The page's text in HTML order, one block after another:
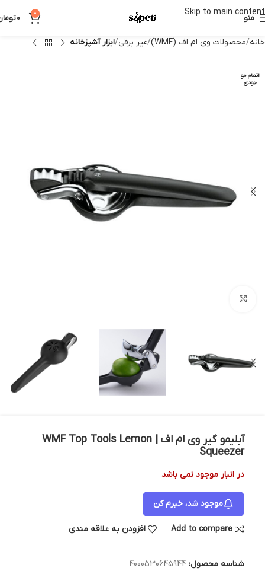
Skip to main content
منو 0
0
خانه محصولات وی ام اف (WMF) غیر برقی ابزار آشپزخانه
اتمام مو
جودی
آبلیمو گیر وی ام اف | WMF Top Tools Lemon
Squeezer
در انبار موجود نمی باشد
موجود شد، خبرم کن
Add to compare افزودن به علاقه مندی
شناسه محصول: 4000530645944